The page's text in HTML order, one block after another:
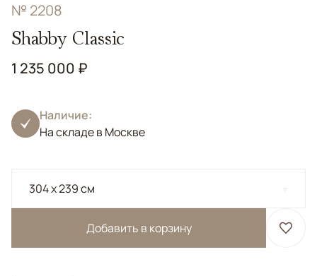
№ 2208
Shabby Classic
1 235 000 ₽
Наличие:
На складе в Москве
304 x 239 см
Добавить в корзину